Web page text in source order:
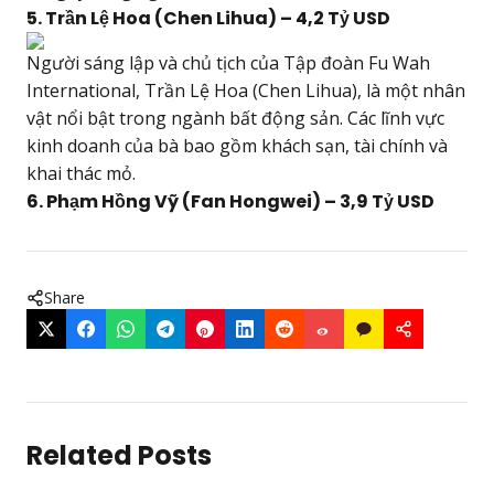
5.Trần Lệ Hoa (Chen Lihua) – 4,2 Tỷ USD
Người sáng lập và chủ tịch của Tập đoàn Fu Wah
International, Trần Lệ Hoa (Chen Lihua), là một nhân
vật nổi bật trong ngành bất động sản. Các lĩnh vực
kinh doanh của bà bao gồm khách sạn, tài chính và
khai thác mỏ.
6. Phạm Hồng Vỹ (Fan Hongwei) – 3,9 Tỷ USD
Share
Related Posts